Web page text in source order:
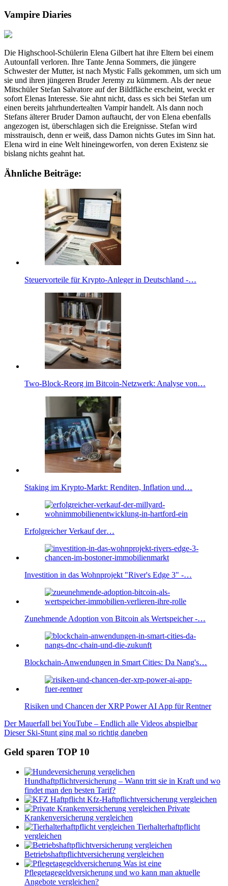
Vampire Diaries
Die Highschool-Schülerin Elena Gilbert hat ihre Eltern bei einem
Autounfall verloren. Ihre Tante Jenna Sommers, die jüngere
Schwester der Mutter, ist nach Mystic Falls gekommen, um sich um
sie und ihren jüngeren Bruder Jeremy zu kümmern. Als der neue
Mitschüler Stefan Salvatore auf der Bildfläche erscheint, weckt er
sofort Elenas Interesse. Sie ahnt nicht, dass es sich bei Stefan um
einen bereits jahrhundertealten Vampir handelt. Als dann noch
Stefans älterer Bruder Damon auftaucht, der von Elena ebenfalls
angezogen ist, überschlagen sich die Ereignisse. Stefan wird
misstrauisch, denn er weiß, dass Damon nichts Gutes im Sinn hat.
Elena wird in eine Welt hineingeworfen, von deren Existenz sie
bislang nichts geahnt hat.
Ähnliche Beiträge:
Steuervorteile für Krypto-Anleger in Deutschland -…
Two-Block-Reorg im Bitcoin-Netzwerk: Analyse von…
Staking im Krypto-Markt: Renditen, Inflation und…
Erfolgreicher Verkauf der…
Investition in das Wohnprojekt "River's Edge 3" -…
Zunehmende Adoption von Bitcoin als Wertspeicher -…
Blockchain-Anwendungen in Smart Cities: Da Nang's…
Risiken und Chancen der XRP Power AI App für Rentner
Beitragsnavigation
Vorheriger
Beitrag:
Der Mauerfall bei YouTube – Endlich alle Videos abspielbar
Nächster
Dieser Ski-Stunt ging mal so richtig daneben
Geld sparen TOP 10
Hundhaftpflichtversicherung – Wann tritt sie in Kraft und wo
findet man den besten Tarif?
Kfz-Haftpflichtversicherung vergleichen
Private
Krankenversicherung vergleichen
Tierhalterhaftpflicht
vergleichen
Betriebshaftpflichtversicherung vergleichen
Was ist eine
Pflegetagegeldversicherung und wo kann man aktuelle
Angebote vergleichen?